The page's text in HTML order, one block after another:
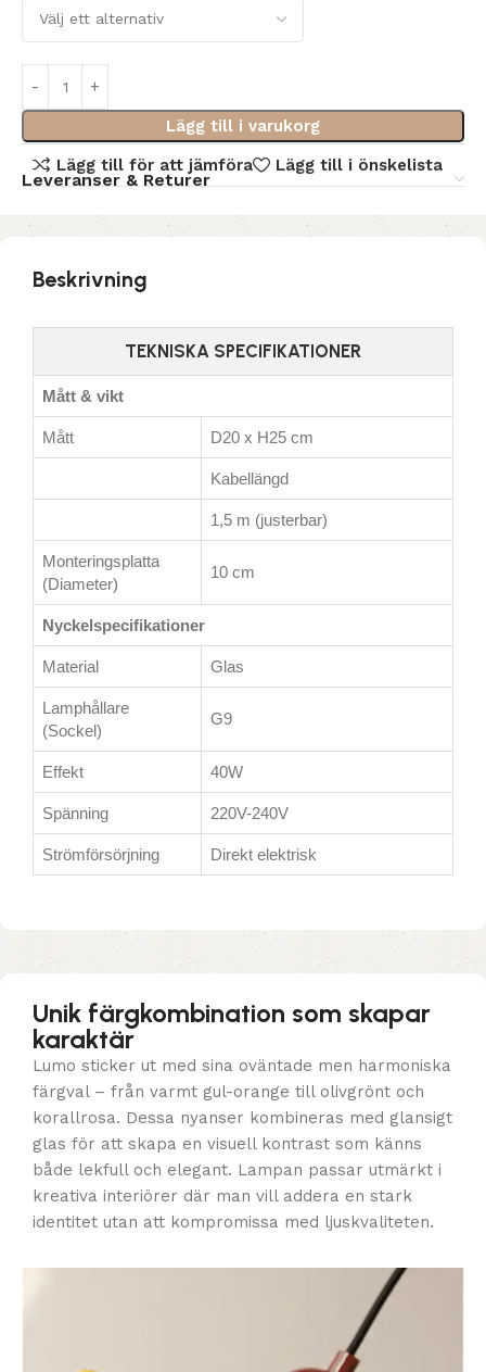
Lägg till i varukorg
Lägg till för att jämföra
Lägg till i önskelista
Leveranser & Returer
Beskrivning
TEKNISKA SPECIFIKATIONER
Mått & vikt
Mått D20 x H25 cm
Kabellängd
1,5 m (justerbar)
Monteringsplatta
(Diameter)
10 cm
Nyckelspecifikationer
Material Glas
Lamphållare
(Sockel)
G9
Effekt 40W
Spänning 220V-240V
Strömförsörjning Direkt elektrisk
Unik färgkombination som skapar
karaktär
Lumo sticker ut med sina oväntade men harmoniska
färgval – från varmt gul-orange till olivgrönt och
korallrosa. Dessa nyanser kombineras med glansigt
glas för att skapa en visuell kontrast som känns
både lekfull och elegant. Lampan passar utmärkt i
kreativa interiörer där man vill addera en stark
identitet utan att kompromissa med ljuskvaliteten.